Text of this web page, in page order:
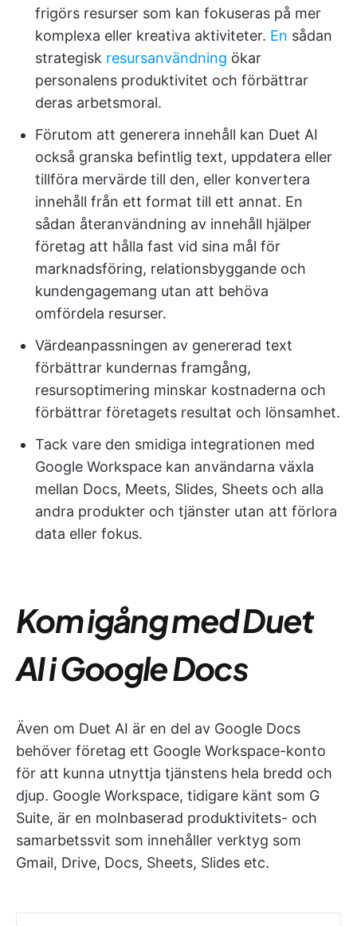
frigörs resurser som kan fokuseras på mer
komplexa eller kreativa aktiviteter. En sådan
strategisk resursanvändning ökar
personalens produktivitet och förbättrar
deras arbetsmoral.
Förutom att generera innehåll kan Duet AI
också granska befintlig text, uppdatera eller
tillföra mervärde till den, eller konvertera
innehåll från ett format till ett annat. En
sådan återanvändning av innehåll hjälper
företag att hålla fast vid sina mål för
marknadsföring, relationsbyggande och
kundengagemang utan att behöva
omfördela resurser.
Värdeanpassningen av genererad text
förbättrar kundernas framgång,
resursoptimering minskar kostnaderna och
förbättrar företagets resultat och lönsamhet.
Tack vare den smidiga integrationen med
Google Workspace kan användarna växla
mellan Docs, Meets, Slides, Sheets och alla
andra produkter och tjänster utan att förlora
data eller fokus.
Kom igång med Duet
AI i Google Docs
Även om Duet AI är en del av Google Docs
behöver företag ett Google Workspace-konto
för att kunna utnyttja tjänstens hela bredd och
djup. Google Workspace, tidigare känt som G
Suite, är en molnbaserad produktivitets- och
samarbetssvit som innehåller verktyg som
Gmail, Drive, Docs, Sheets, Slides etc.